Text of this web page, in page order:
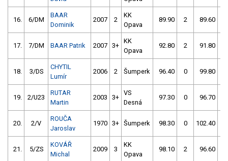
16. 6/DM
BAAR
Dominik
2007 2
KK
Opava
89.90 2 89.60
17. 7/DM BAAR Patrik 2007 3+
KK
Opava
92.80 2 91.80
18. 3/DS
CHYTIL
Lumír
2006 2 Šumperk 96.40 0 99.80
19. 2/U23
RUTAR
Martin
2003 3+
VS
Desná
97.30 0 96.70
20. 2/V
ROUČA
Jaroslav
1970 3+ Šumperk 98.30 0 102.40
21. 5/ZS
KOVÁŘ
Michal
2009 3
KK
Opava
98.10 2 96.60